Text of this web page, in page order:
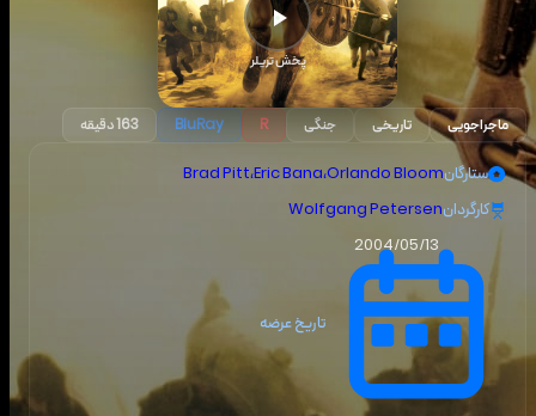
پخش تریلر
ماجراجویی تاریخی جنگی R
BluRay 163 دقیقه
ستارگان Brad Pitt،Eric Bana،Orlando Bloom
کارگردانWolfgang Petersen
تاریخ عرضه
2004/05/13